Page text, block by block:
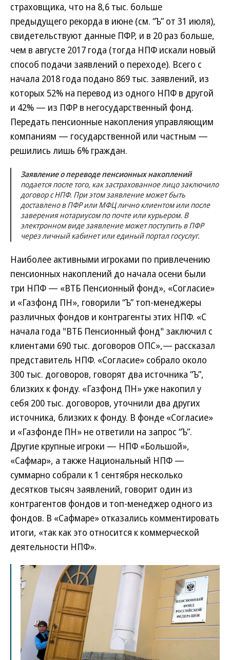
страховщика, что на 8,6 тыс. больше
предыдущего рекорда в июне (см. “Ъ” от 31 июля),
свидетельствуют данные ПФР, и в 20 раз больше,
чем в августе 2017 года (тогда НПФ искали новый
способ подачи заявлений о переходе). Всего с
начала 2018 года подано 869 тыс. заявлений, из
которых 52% на перевод из одного НПФ в другой
и 42% — из ПФР в негосударственный фонд.
Передать пенсионные накопления управляющим
компаниям — государственной или частным —
решились лишь 6% граждан.
Заявление о переводе пенсионных накоплений
подается после того, как застрахованное лицо заключило
договор с НПФ. При этом заявление может быть
доставлено в ПФР или МФЦ лично клиентом или после
заверения нотариусом по почте или курьером. В
электронном виде заявление может поступить в ПФР
через личный кабинет или единый портал госуслуг.
Наиболее активными игроками по привлечению
пенсионных накоплений до начала осени были
три НПФ — «ВТБ Пенсионный фонд», «Согласие»
и «Газфонд ПН», говорили “Ъ” топ-менеджеры
различных фондов и контрагенты этих НПФ. «С
начала года "ВТБ Пенсионный фонд" заключил с
клиентами 690 тыс. договоров ОПС»,— рассказал
представитель НПФ. «Согласие» собрало около
300 тыс. договоров, говорят два источника “Ъ”,
близких к фонду. «Газфонд ПН» уже накопил у
себя 200 тыс. договоров, уточнили два других
источника, близких к фонду. В фонде «Согласие»
и «Газфонде ПН» не ответили на запрос “Ъ”.
Другие крупные игроки — НПФ «Большой»,
«Сафмар», а также Национальный НПФ —
суммарно собрали к 1 сентября несколько
десятков тысяч заявлений, говорит один из
контрагентов фондов и топ-менеджер одного из
фондов. В «Сафмаре» отказались комментировать
итоги, «так как это относится к коммерческой
деятельности НПФ».